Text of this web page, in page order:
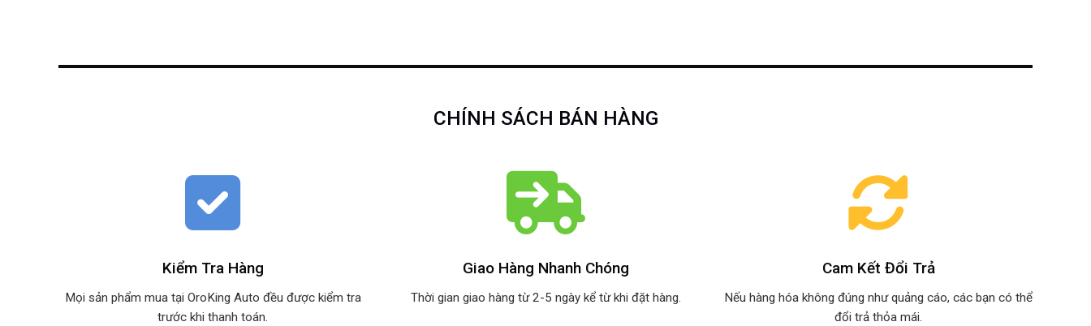
CHÍNH SÁCH BÁN HÀNG
Kiểm Tra Hàng
Mọi sản phẩm mua tại OroKing Auto đều được kiểm tra
trước khi thanh toán.
Giao Hàng Nhanh Chóng
Thời gian giao hàng từ 2-5 ngày kể từ khi đặt hàng.
Cam Kết Đổi Trả
Nếu hàng hóa không đúng như quảng cáo, các bạn có thể
đổi trả thỏa mái.